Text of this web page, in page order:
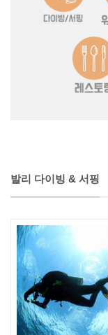
발리 다이빙 & 서핑